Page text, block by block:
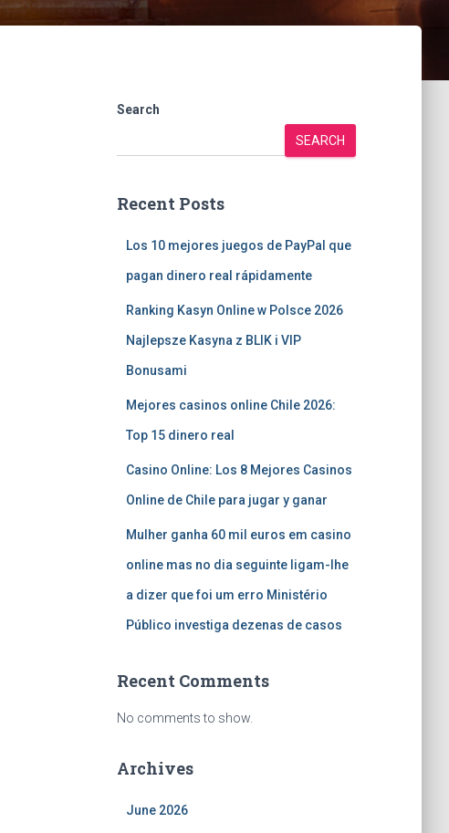
Search
SEARCH
Recent Posts
Los 10 mejores juegos de PayPal que
pagan dinero real rápidamente
Ranking Kasyn Online w Polsce 2026
Najlepsze Kasyna z BLIK i VIP
Bonusami
Mejores casinos online Chile 2026:
Top 15 dinero real
Casino Online: Los 8 Mejores Casinos
Online de Chile para jugar y ganar
Mulher ganha 60 mil euros em casino
online mas no dia seguinte ligam-lhe
a dizer que foi um erro Ministério
Público investiga dezenas de casos
Recent Comments
No comments to show.
Archives
June 2026